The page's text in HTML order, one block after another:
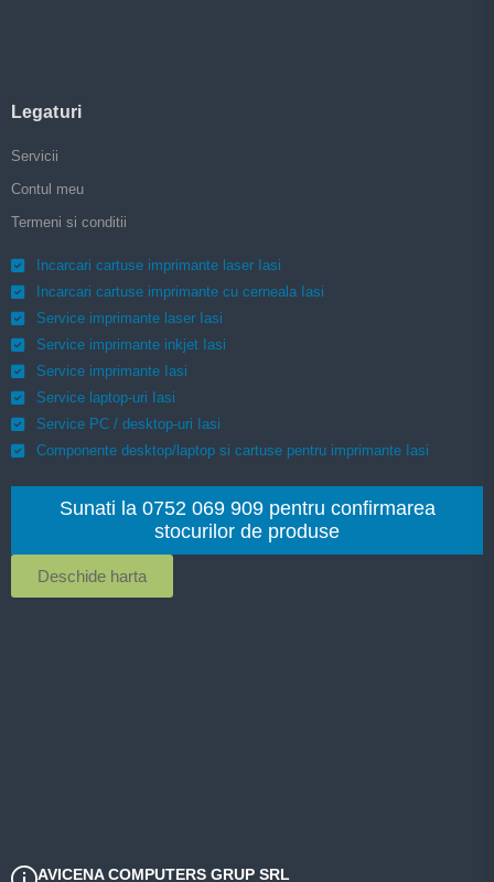
AVICENA COMPUTERS GRUP SRL
Legaturi
Servicii
Contul meu
Termeni si conditii
Incarcari cartuse imprimante laser Iasi
Incarcari cartuse imprimante cu cerneala Iasi
Service imprimante laser Iasi
Service imprimante inkjet Iasi
Service imprimante Iasi
Service laptop-uri Iasi
Service PC / desktop-uri Iasi
Componente desktop/laptop si cartuse pentru imprimante Iasi
Sunati la 0752 069 909 pentru confirmarea
stocurilor de produse
Deschide harta